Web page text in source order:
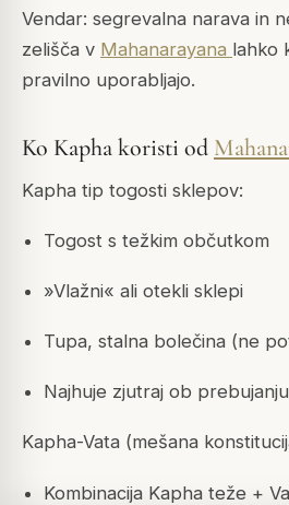
Vendar: segrevalna narava in
zelišča v Mahanarayana lahko
pravilno uporabljajo.
Ko Kapha koristi od
Kapha tip togosti sklepov:
Togost s težkim občutkom
»Vlažni« ali otekli sklepi
Tupa, stalna bolečina (ne
Najhuje zjutraj ob prebujanju
Kapha-Vata (mešana
Kombinacija Kapha teže +